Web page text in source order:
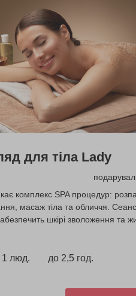
для тіла Lady
комплекс SPA процедур:
масаж тіла та обличчя.
шкірі зволоження та
1 люд. до 2,5 год.